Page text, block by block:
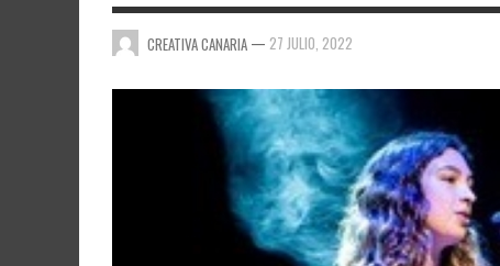
CREATIVA CANARIA — 27 JULIO, 2022